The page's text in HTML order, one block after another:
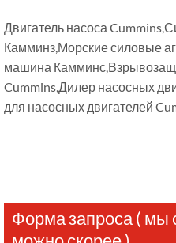
Двигатель насоса
Камминз,Морские силовые
машина
Cummins,Дилер насосных
для насосных двигателей
Форма запроса ( мы